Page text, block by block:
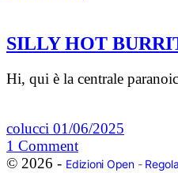
SILLY HOT
Hi, qui è la centrale
colucci 01/06/2025
1 Comment
© 2026 - Edizioni Open-